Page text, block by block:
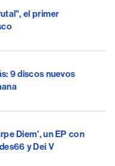
el primer
9 discos nuevos
Diem', un EP con
y Dei V